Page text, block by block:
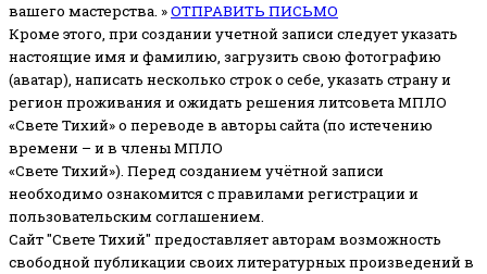
вашего мастерства. »ОТПРАВИТЬ ПИСЬМО
Кроме этого, при создании учетной записи следует указать
настоящие имя и фамилию, загрузить свою фотографию
(аватар), написать несколько строк о себе, указать страну и
регион проживания и ожидать решения литсовета МПЛО
«Свете Тихий» о переводе в авторы сайта (по истечению
времени – и в члены МПЛО
«Свете Тихий»). Перед созданием учётной записи
необходимо ознакомится с правилами регистрации и
пользовательским соглашением.
Сайт "Свете Тихий" предоставляет авторам возможность
свободной публикации своих литературных произведений в